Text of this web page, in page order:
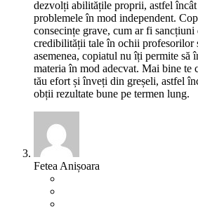
dezvolți abilitățile proprii, astfel
problemele în mod independent.
consecințe grave, cum ar fi sancțiuni
credibilității tale în ochii profesorilor
asemenea, copiatul nu îți permite să
materia în mod adecvat. Mai bine te
tău efort și înveți din greșeli, astfel
obții rezultate bune pe termen lung.
Fetea Anișoara